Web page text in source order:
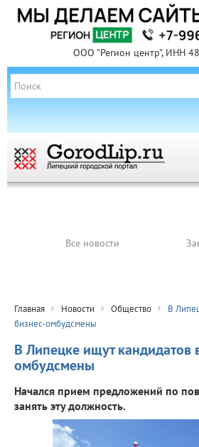
ООО "Регион центр", ИНН
Все новости
Главная Новости Общество
В
бизнес-омбудсмены
В Липецке ищут кандидатов
омбудсмены
Начался прием предложений по
занять эту должность.